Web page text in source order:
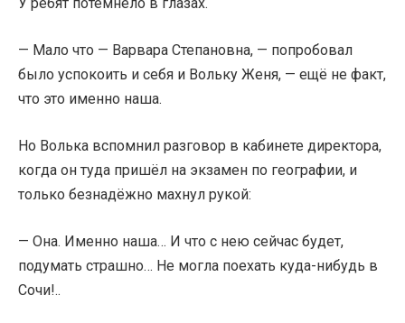
— Мало что — Варвара Степановна, — попробовал
было успокоить и себя и Вольку Женя, — ещё не факт,
что это именно наша.
Но Волька вспомнил разговор в кабинете директора,
когда он туда пришёл на экзамен по географии, и
только безнадёжно махнул рукой:
— Она. Именно наша… И что с нею сейчас будет,
подумать страшно… Не могла поехать куда-нибудь в
Сочи!..